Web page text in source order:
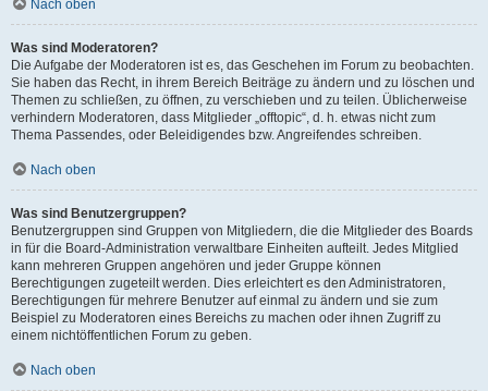
Nach oben
Was sind Moderatoren?
Die Aufgabe der Moderatoren ist es, das Geschehen im Forum zu beobachten.
Sie haben das Recht, in ihrem Bereich Beiträge zu ändern und zu löschen und
Themen zu schließen, zu öffnen, zu verschieben und zu teilen. Üblicherweise
verhindern Moderatoren, dass Mitglieder „offtopic“, d. h. etwas nicht zum
Thema Passendes, oder Beleidigendes bzw. Angreifendes schreiben.
Nach oben
Was sind Benutzergruppen?
Benutzergruppen sind Gruppen von Mitgliedern, die die Mitglieder des Boards
in für die Board-Administration verwaltbare Einheiten aufteilt. Jedes Mitglied
kann mehreren Gruppen angehören und jeder Gruppe können
Berechtigungen zugeteilt werden. Dies erleichtert es den Administratoren,
Berechtigungen für mehrere Benutzer auf einmal zu ändern und sie zum
Beispiel zu Moderatoren eines Bereichs zu machen oder ihnen Zugriff zu
einem nichtöffentlichen Forum zu geben.
Nach oben